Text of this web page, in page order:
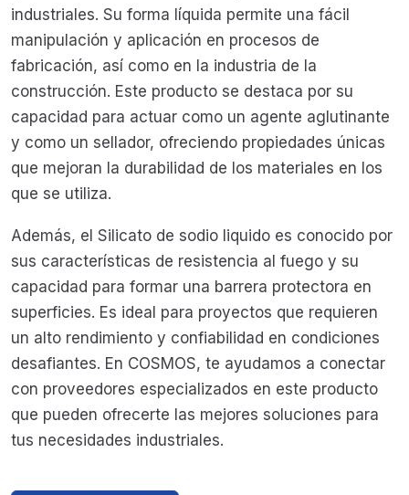
industriales. Su forma líquida permite una fácil
manipulación y aplicación en procesos de
fabricación, así como en la industria de la
construcción. Este producto se destaca por su
capacidad para actuar como un agente aglutinante
y como un sellador, ofreciendo propiedades únicas
que mejoran la durabilidad de los materiales en los
que se utiliza.
Además, el Silicato de sodio liquido es conocido por
sus características de resistencia al fuego y su
capacidad para formar una barrera protectora en
superficies. Es ideal para proyectos que requieren
un alto rendimiento y confiabilidad en condiciones
desafiantes. En COSMOS, te ayudamos a conectar
con proveedores especializados en este producto
que pueden ofrecerte las mejores soluciones para
tus necesidades industriales.